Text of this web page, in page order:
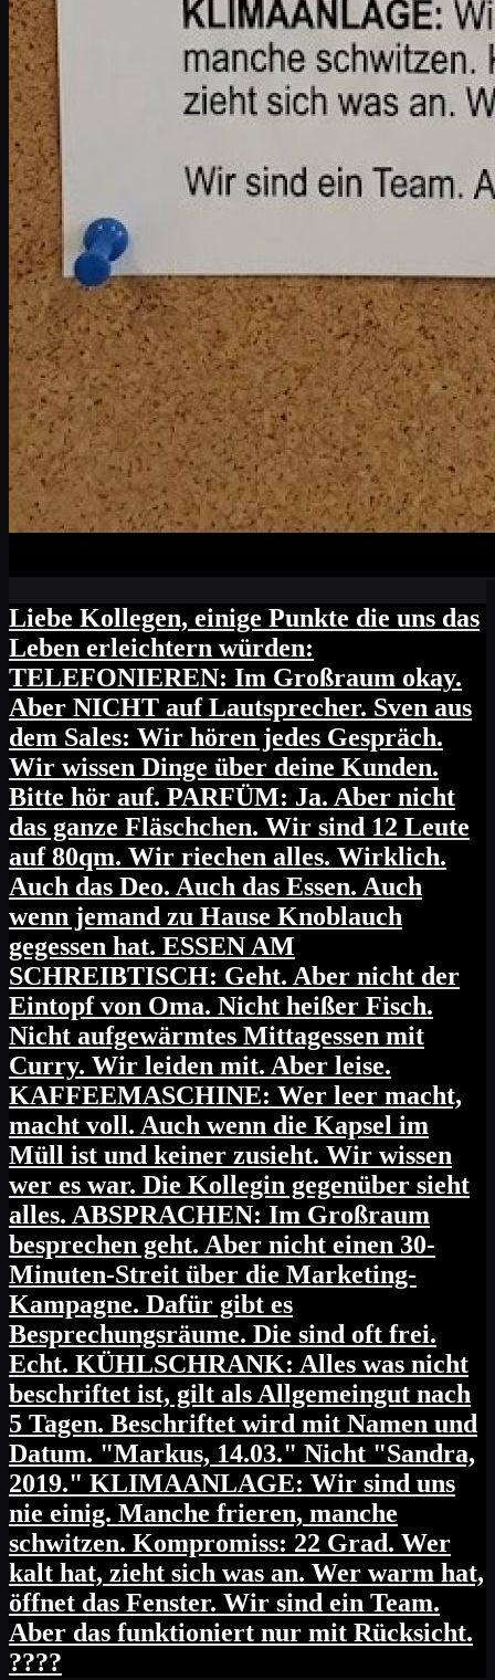
Liebe Kollegen, einige Punkte die uns das
Leben erleichtern würden:
TELEFONIEREN: Im Großraum okay.
Aber NICHT auf Lautsprecher. Sven aus
dem Sales: Wir hören jedes Gespräch.
Wir wissen Dinge über deine Kunden.
Bitte hör auf. PARFÜM: Ja. Aber nicht
das ganze Fläschchen. Wir sind 12 Leute
auf 80qm. Wir riechen alles. Wirklich.
Auch das Deo. Auch das Essen. Auch
wenn jemand zu Hause Knoblauch
gegessen hat. ESSEN AM
SCHREIBTISCH: Geht. Aber nicht der
Eintopf von Oma. Nicht heißer Fisch.
Nicht aufgewärmtes Mittagessen mit
Curry. Wir leiden mit. Aber leise.
KAFFEEMASCHINE: Wer leer macht,
macht voll. Auch wenn die Kapsel im
Müll ist und keiner zusieht. Wir wissen
wer es war. Die Kollegin gegenüber sieht
alles. ABSPRACHEN: Im Großraum
besprechen geht. Aber nicht einen 30-
Minuten-Streit über die Marketing-
Kampagne. Dafür gibt es
Besprechungsräume. Die sind oft frei.
Echt. KÜHLSCHRANK: Alles was nicht
beschriftet ist, gilt als Allgemeingut nach
5 Tagen. Beschriftet wird mit Namen und
Datum. "Markus, 14.03." Nicht "Sandra,
2019." KLIMAANLAGE: Wir sind uns
nie einig. Manche frieren, manche
schwitzen. Kompromiss: 22 Grad. Wer
kalt hat, zieht sich was an. Wer warm hat,
öffnet das Fenster. Wir sind ein Team.
Aber das funktioniert nur mit Rücksicht.
????